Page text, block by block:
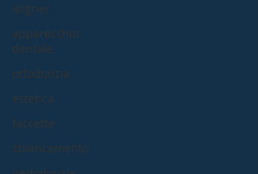
aligner
apparecchio
dentale
ortodonzia
estetica
faccette
sbiancamento